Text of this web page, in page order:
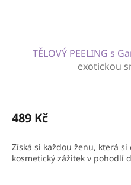
TĚLOVÝ PEELING s
exotickou
489 Kč
Získá si každou ženu, která
kosmetický zážitek v pohodlí